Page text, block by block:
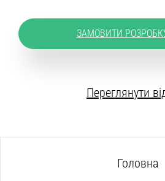
ЗАМОВИТИ
Переглянути
Головна